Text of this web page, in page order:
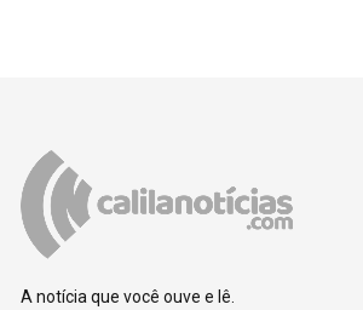
A notícia que você ouve e lê.